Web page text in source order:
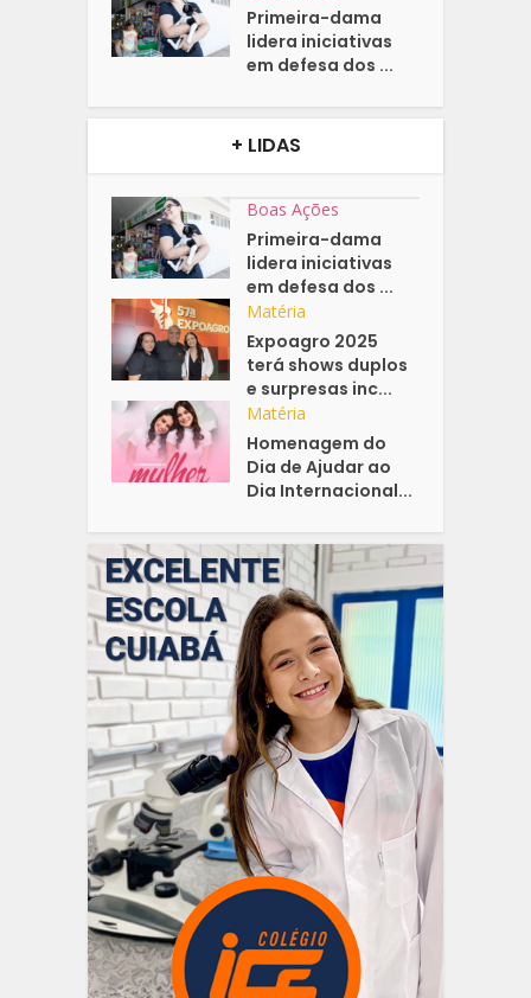
Primeira-dama
lidera iniciativas
em defesa dos ...
+ LIDAS
Boas Ações
Primeira-dama
lidera iniciativas
em defesa dos ...
Matéria
Expoagro 2025
terá shows duplos
e surpresas inc...
Matéria
Homenagem do
Dia de Ajudar ao
Dia Internacional...